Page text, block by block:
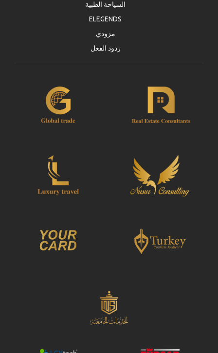
السياحة الطبية
ELEGENDS
مزودي
ردود الفعل